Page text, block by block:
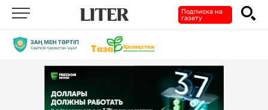
Подписка на
газету